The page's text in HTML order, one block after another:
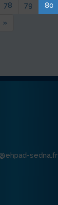
78 79 80
»
sedna.fr